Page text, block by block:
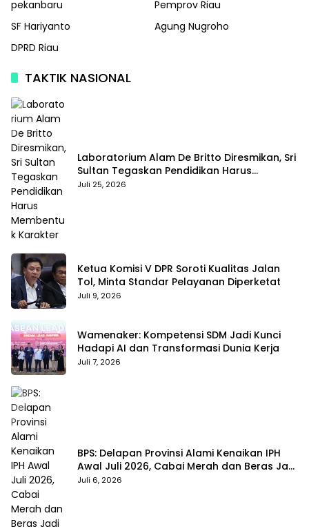
pekanbaru
Pemprov Riau
SF Hariyanto
Agung Nugroho
DPRD Riau
TAKTIK NASIONAL
Laboratorium Alam De Britto Diresmikan, Sri
Sultan Tegaskan Pendidikan Harus
Membentuk Karakter
Juli 25, 2026
Ketua Komisi V DPR Soroti Kualitas Jalan
Tol, Minta Standar Pelayanan Diperketat
Juli 9, 2026
Wamenaker: Kompetensi SDM Jadi Kunci
Hadapi AI dan Transformasi Dunia Kerja
Juli 7, 2026
BPS: Delapan Provinsi Alami Kenaikan IPH
Awal Juli 2026, Cabai Merah dan Beras Jadi
Pemicu
Juli 6, 2026